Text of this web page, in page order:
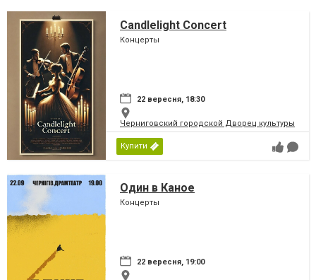
Candlelight Concert
Концерты
22 вересня, 18:30
Черниговский городской Дворец культуры
Купити
Один в Каное
Концерты
22 вересня, 19:00